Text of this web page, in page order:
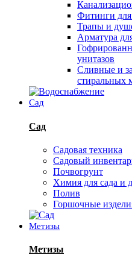
Фитинги для
Трапы и
Арматура
унитазов
Сливные и
стиральных
Сад
Сад
Садовая техника
Садовый
Почвогрунт
Химия для сада и
Полив
Горшочные
Метизы
Метизы